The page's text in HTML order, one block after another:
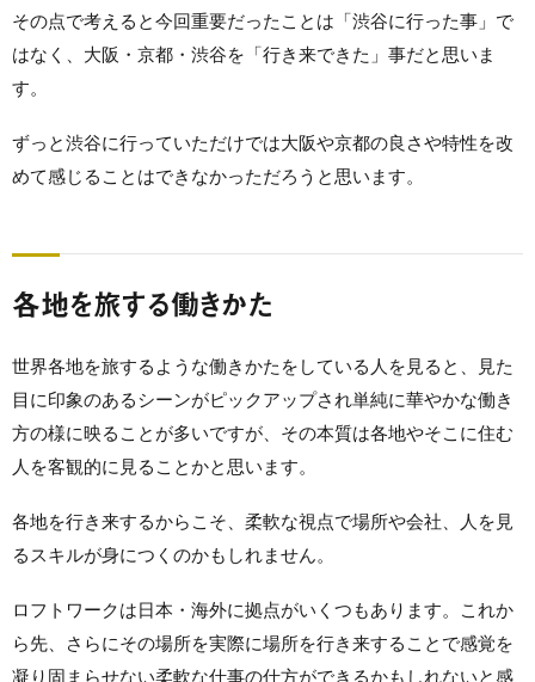
その点で考えると今回重要だったことは「渋谷に行った事」で
はなく、大阪・京都・渋谷を「行き来できた」事だと思いま
す。
ずっと渋谷に行っていただけでは大阪や京都の良さや特性を改
めて感じることはできなかっただろうと思います。
各地を旅する働きかた
世界各地を旅するような働きかたをしている人を見ると、見た
目に印象のあるシーンがピックアップされ単純に華やかな働き
方の様に映ることが多いですが、その本質は各地やそこに住む
人を客観的に見ることかと思います。
各地を行き来するからこそ、柔軟な視点で場所や会社、人を見
るスキルが身につくのかもしれません。
ロフトワークは日本・海外に拠点がいくつもあります。これか
ら先、さらにその場所を実際に場所を行き来することで感覚を
凝り固まらせない柔軟な仕事の仕方ができるかもしれないと感